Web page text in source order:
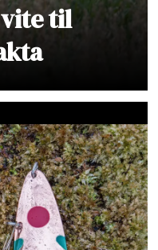
til